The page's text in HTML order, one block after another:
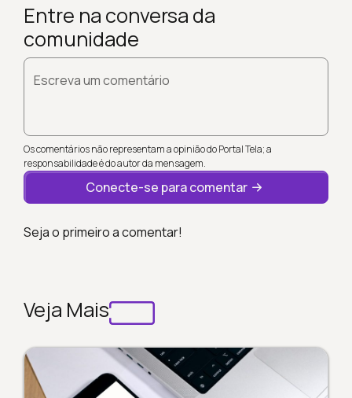
Entre na conversa da
comunidade
Escreva um comentário
Os comentários não representam a opinião do Portal Tela; a
responsabilidade é do autor da mensagem.
Conecte-se para comentar
Seja o primeiro a comentar!
Veja Mais